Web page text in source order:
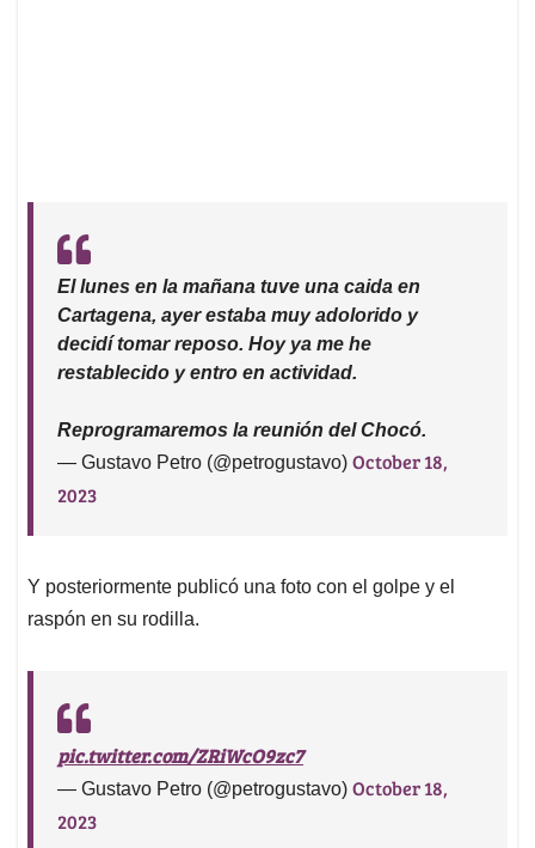
El lunes en la mañana tuve una caida en
Cartagena, ayer estaba muy adolorido y
decidí tomar reposo. Hoy ya me he
restablecido y entro en actividad.
Reprogramaremos la reunión del Chocó.
— Gustavo Petro (@petrogustavo) October 18,
2023
Y posteriormente publicó una foto con el golpe y el
raspón en su rodilla.
pic.twitter.com/ZRiWcO9zc7
— Gustavo Petro (@petrogustavo) October 18,
2023